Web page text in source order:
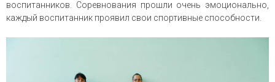
воспитанников. Соревнования прошли очень эмоционально,
каждый воспитанник проявил свои спортивные способности.